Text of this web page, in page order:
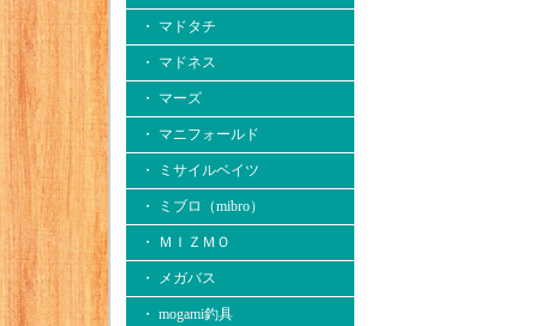
・ マドタチ
・ マドネス
・ マーズ
・ マニフォールド
・ ミサイルベイツ
・ ミブロ（mibro）
・ ＭＩＺＭＯ
・ メガバス
・ mogami釣具